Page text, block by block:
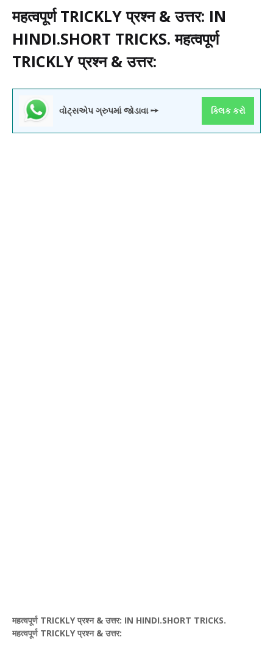
महत्वपूर्ण TRICKLY प्रश्न & उत्तर: IN
HINDI.SHORT TRICKS. महत्वपूर्ण
TRICKLY प्रश्न & उत्तर:
વોટ્સએપ ગ્રુપમાં જોડાવા ➙ ક્લિક કરો
महत्वपूर्ण TRICKLY प्रश्न & उत्तर: IN HINDI.SHORT TRICKS.
महत्वपूर्ण TRICKLY प्रश्न & उत्तर: